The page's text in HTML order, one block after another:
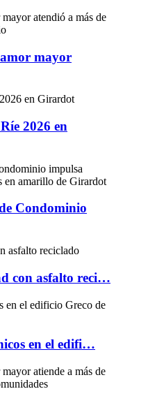
mayor
2026 en
Condominio
con asfalto reci…
en el edifi…